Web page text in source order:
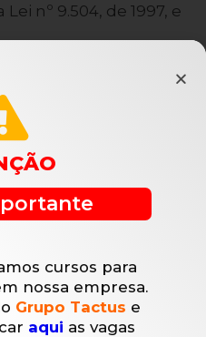
nº 9.504, de 1997, e
testemunha em
empregador.
de longo prazo:
a
de outro
dos
cursos para
nossa empresa.
Grupo Tactus e
aqui as vagas